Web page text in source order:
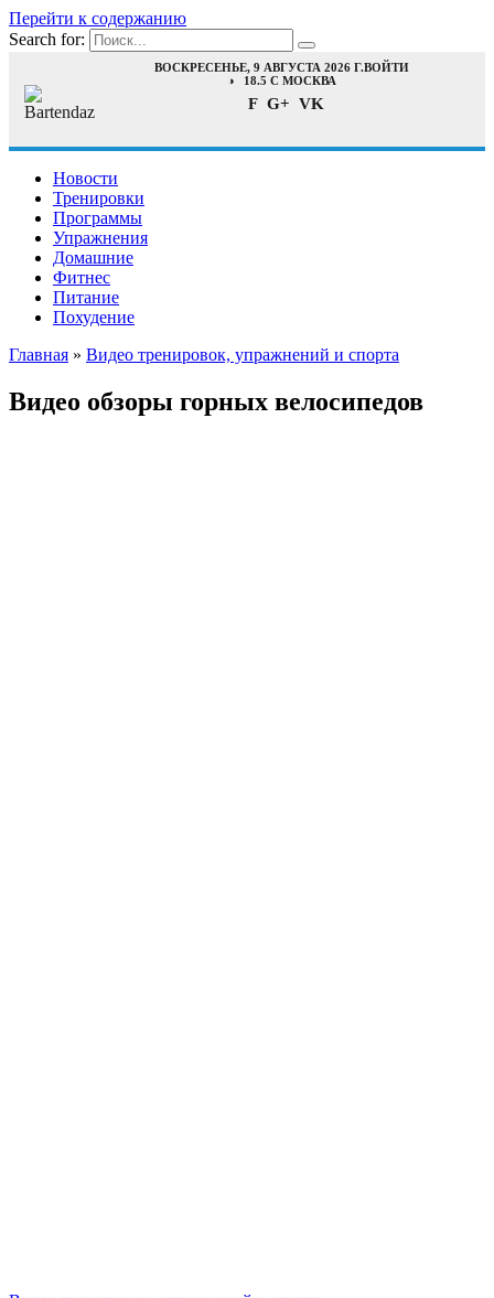
Перейти к содержанию
Search for:
ВОСКРЕСЕНЬЕ, 9 АВГУСТА 2026 Г.ВОЙТИ
18.5 C МОСКВА
F G+ VK
Новости
Тренировки
Программы
Упражнения
Домашние
Фитнес
Питание
Похудение
Главная » Видео тренировок, упражнений и спорта
Видео обзоры горных велосипедов